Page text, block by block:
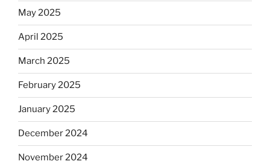
May 2025
April 2025
March 2025
February 2025
January 2025
December 2024
November 2024